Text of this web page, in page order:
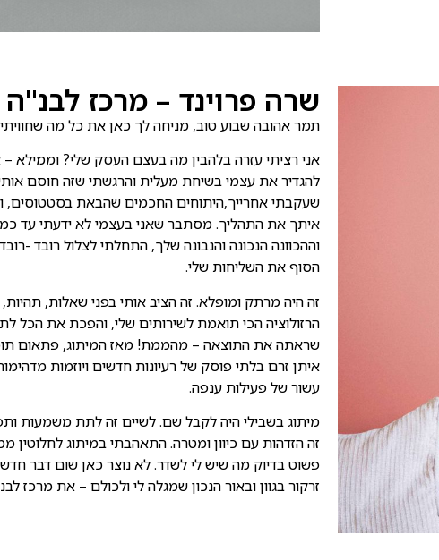
שרה פרוינד – מרכז לבנ"ה
תמר אהובה שבוע טוב, מניחה לך כאן את כל מה
אני רציתי עזרה בלהבין מה בעצם העסק שלי? וממילא –
להגדיר את עצמי בשיחת מעלית והרגשתי שזה חוסם
שעקבתי אחרייך,היתוחים החכמים שהבאת בסטטוסים,
איתך את התהליך. מסתבר שאני בעצמי לא ידעתי עד
וההכוונה הנכונה והנבונה שלך, התחלתי לצלול רובד -
הסוף את השליחות שלי.
זה היה מרתק ומופלא. זה הציב אותי בפני שאלות,
הרזולוציה הכי תואמת לשירותים שלי, והפכת את הכל
שראתה את התוצאה – מהממת! מאז המיתוג, פתאום
איתן זרם בלתי פוסק של רעיונות חדשים ויוזמות
עשור של פעילות ענפה.
מיתוג בשבילי היה לקבל שם. לשיים זה לתת משמעות
זה הזדהות עם כיוון ומטרה. התאהבתי במיתוג לחלוטין
פשוט בדיוק מה שיש לי לשדר. לא נוצר כאן שום דבר
זרקור בגוון ובאור הנכון שמגלה לי ולכולם – את מרכז